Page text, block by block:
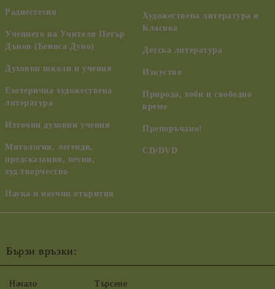
Радиестезия
Учението на Учителя Петър
Дънов (Беинса Дуно)
Духовни школи и учения
Езотерична художествена
литература
Източни духовни учения
Митология, легенди,
предсказания, песни,
худ.творчество
Наука и научни открития
Художествена литература и
Класика
Детска литература
Изкуство
Природа, хоби и свободно
време
Препоръчано!
CD/DVD
Бързи връзки:
Начало Търсене